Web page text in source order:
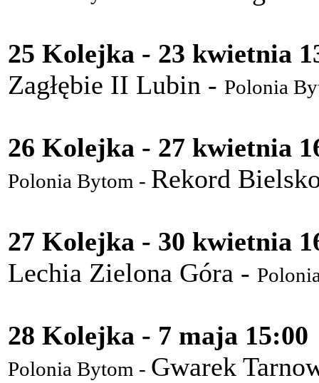
25 Kolejka - 23 kwietnia
Zagłębie II Lubin - Polonia
26 Kolejka - 27 kwietnia
Polonia Bytom - Rekord
27 Kolejka - 30 kwietnia
Lechia Zielona Góra -
28 Kolejka - 7 maja 15:00
Polonia Bytom - Gwarek